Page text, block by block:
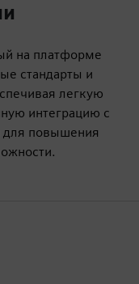
на платформе
стандарты и
легкую
интеграцию с
повышения